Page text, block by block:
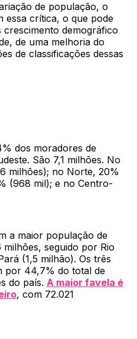
de população, o
essa crítica, o que pode
demográfico
de uma melhoria do
de classificações dessas
dos moradores de
São 7,1 milhões. No
milhões); no Norte, 20%
(968 mil); e no Centro-
a maior população de
seguido por Rio
(1,5 milhão). Os três
por 44,7% do total de
do país. A maior favela é
, com 72.021